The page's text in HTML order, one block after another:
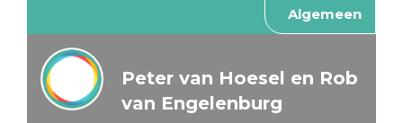
Algemeen
Peter van Hoesel en Rob
van Engelenburg